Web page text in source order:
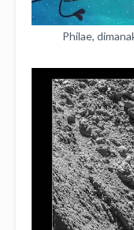
Philae,